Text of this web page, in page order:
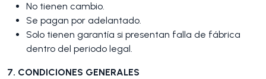
No tienen cambio.
Se pagan por adelantado.
Solo tienen garantía si presentan falla de fábrica
dentro del periodo legal.
7. CONDICIONES GENERALES